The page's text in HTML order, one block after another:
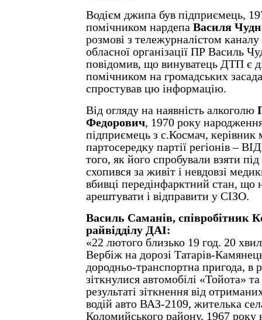
Водієм джипа був підприємець,
помічником нардепа Василя
розмові з тележурналістом каналу
обласної організації ПР Василь
повідомив, що винуватець ДТП є
помічником на громадських
спростував цю інформацію.
Від огляду на наявність алкоголю
Федорович, 1970 року
підприємець з с.Космач, керівник
партосередку партії регіонів –
того, як його спробували взяти
схопився за живіт і невдовзі
вбивці передінфарктний стан, що
арештувати і відправити у СІЗО.
Василь Саманів, співробітник
райвідділу ДАІ:
«22 лютого близько 19 год. 20
Вербіж на дорозі Татарів-
дородньо-транспортна пригода, в
зіткнулися автомобілі «Тойота»
результаті зіткнення від
водій авто ВАЗ-2109, жителька
Коломийського району, 1967 року